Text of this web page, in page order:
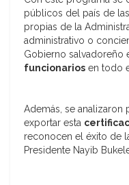
públicos del país de
propias de la
administrativo o
Gobierno salvadoreño
funcionarios en todo
Además, se
exportar esta
reconocen el éxito de
Presidente Nayib